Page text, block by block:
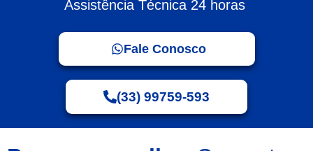
Assistência Técnica 24 horas
Fale Conosco
(33) 99759-593